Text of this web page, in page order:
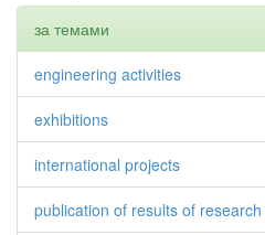
за темами
engineering activities
exhibitions
international projects
publication of results of research